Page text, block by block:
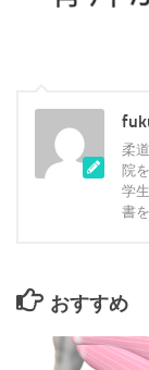
柔
院
学
書
おすすめ